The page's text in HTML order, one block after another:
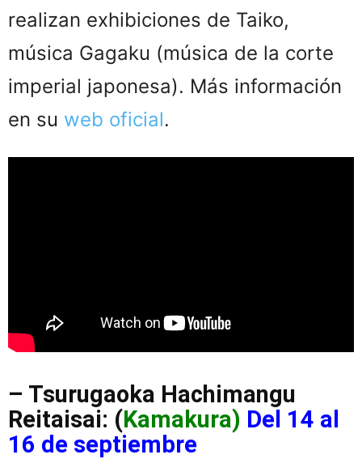
realizan exhibiciones de Taiko,
música Gagaku (música de la corte
imperial japonesa). Más información
en su web oficial.
– Tsurugaoka Hachimangu
Reitaisai: (Kamakura) Del 14 al
16 de septiembre